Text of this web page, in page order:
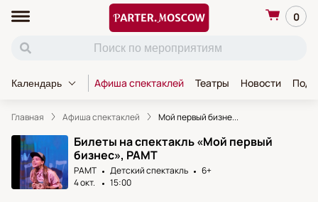
0
Календарь Афиша спектаклей Театры Новости
Главная Афиша спектаклей Мой первый бизне...
Билеты на спектакль «Мой первый
бизнес», РАМТ
РАМТ Детский спектакль
6+
4 окт.
15:00